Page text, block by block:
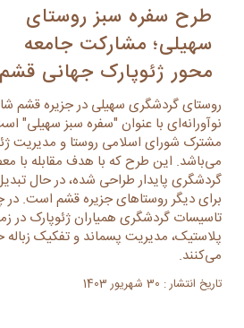
طرح سفره سبز روستای
سهیلی؛ مشارکت جامعه
محور ژئوپارک جهانی قشم
روستای گردشگری سهیلی در جزیره قشم
نوآورانه‌ای با عنوان "سفره سبز
مشترک شورای اسلامی روستا و مدیریت
می‌باشد. این طرح که با هدف مقابله با
گردشگری پایدار طراحی شده، در حال
برای دیگر روستاهای جزیره قشم است. در
تاسیسات گردشگری همیاران ژئوپارک
پلاستیک، مدیریت پسماند و تفکیک
می‌کنند.
تاریخ انتشار : 30 شهریور 1403